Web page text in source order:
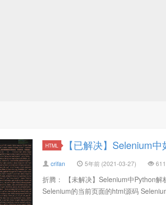
HTML 【已解决】Selenium
crifan 5年前 (2021-03-27)
折腾： 【未解决】Selenium中Python
Selenium的当前页面的html源码